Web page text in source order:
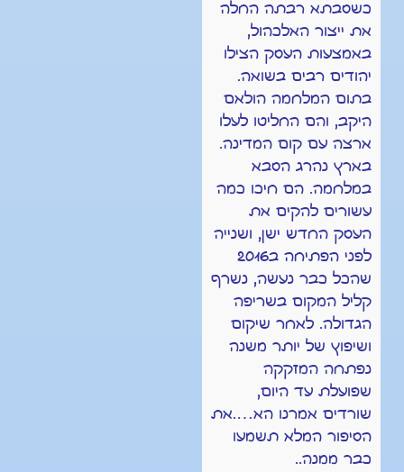
כשסבתא רבתה החלה
את ייצור האלכהול,
באמצעות העסק הצילו
יהודים רבים בשואה.
בתום המלחמה הולאם
היקב, והם החליטו לעלו
ארצה עם קום המדינה.
בארץ נהרג הסבא
במלחמה. הם חיכו כמה
עשורים להקים את
העסק החדש ישן, ושנייה
לפני הפתיחה ב2016
שהכל כבר נעשה, נשרף
קליל המקום בשריפה
הגדולה. לאחר שיקום
ושיפוץ של יותר משנה
נפתחה המזקקה
שפועלת עד היום,
שורדים אמרנו הא….את
הסיפור המלא תשמעו
כבר ממנה..